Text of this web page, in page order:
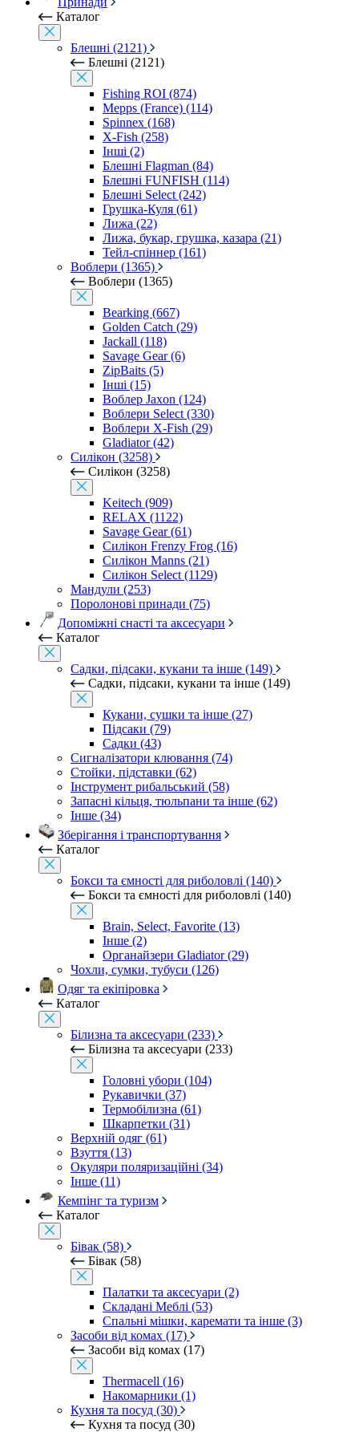
Каталог
Блешні (2121)
Блешні (2121)
Fishing ROI (874)
Mepps (France) (114)
Spinnex (168)
X-Fish (258)
Інші (2)
Блешні Flagman (84)
Блешні FUNFISH (114)
Блешні Select (242)
Грушка-Куля (61)
Лижа (22)
Лижа, букар, грушка, казара (21)
Тейл-спіннер (161)
Воблери (1365)
Воблери (1365)
Bearking (667)
Golden Catch (29)
Jackall (118)
Savage Gear (6)
ZipBaits (5)
Інші (15)
Воблер Jaxon (124)
Воблери Select (330)
Воблери X-Fish (29)
Gladiator (42)
Силікон (3258)
Силікон (3258)
Keitech (909)
RELAX (1122)
Savage Gear (61)
Силікон Frenzy Frog (16)
Силікон Manns (21)
Силікон Select (1129)
Мандули (253)
Поролонові принади (75)
Допоміжні снасті та аксесуари
Каталог
Садки, підсаки, кукани та інше (149)
Садки, підсаки, кукани та інше (149)
Кукани, сушки та інше (27)
Підсаки (79)
Садки (43)
Сигналізатори клювання (74)
Стойки, підставки (62)
Інструмент рибальський (58)
Запасні кільця, тюльпани та інше (62)
Інше (34)
Зберігання і транспортування
Каталог
Бокси та ємності для риболовлі (140)
Бокси та ємності для риболовлі (140)
Brain, Select, Favorite (13)
Інше (2)
Органайзери Gladiator (29)
Чохли, сумки, тубуси (126)
Одяг та екіпіровка
Каталог
Білизна та аксесуари (233)
Білизна та аксесуари (233)
Головні убори (104)
Рукавички (37)
Термобілизна (61)
Шкарпетки (31)
Верхній одяг (61)
Взуття (13)
Окуляри поляризаційні (34)
Інше (11)
Кемпінг та туризм
Каталог
Бівак (58)
Бівак (58)
Палатки та аксесуари (2)
Складані Меблі (53)
Спальні мішки, каремати та інше (3)
Засоби від комах (17)
Засоби від комах (17)
Thermacell (16)
Накомарники (1)
Кухня та посуд (30)
Кухня та посуд (30)